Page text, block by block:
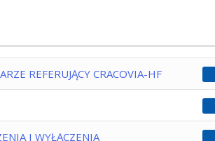
REFERUJĄCY CRACOVIA-HF
I WYŁĄCZENIA